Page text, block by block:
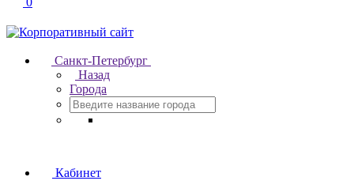
Санкт-Петербург
Назад
Города
Кабинет